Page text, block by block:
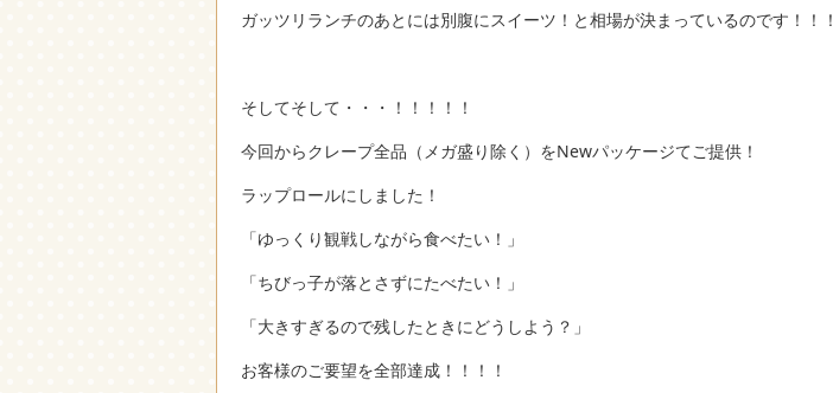
ガッツリランチのあとには別腹にスイーツ！と相場が決まっているのです！！！
そしてそして・・・！！！！！
今回からクレープ全品（メガ盛り除く）をNewパッケージてご提供！
ラップロールにしました！
「ゆっくり観戦しながら食べたい！」
「ちびっ子が落とさずにたべたい！」
「大きすぎるので残したときにどうしよう？」
お客様のご要望を全部達成！！！！